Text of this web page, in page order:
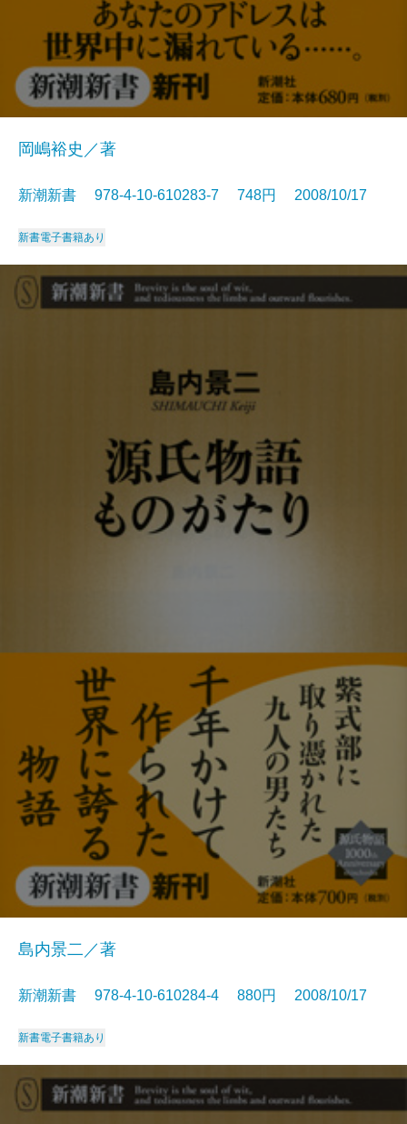
岡嶋裕史／著
新潮新書 978-4-10-610283-7 748円 2008/10/17
新書電子書籍あり
島内景二／著
新潮新書 978-4-10-610284-4 880円 2008/10/17
新書電子書籍あり